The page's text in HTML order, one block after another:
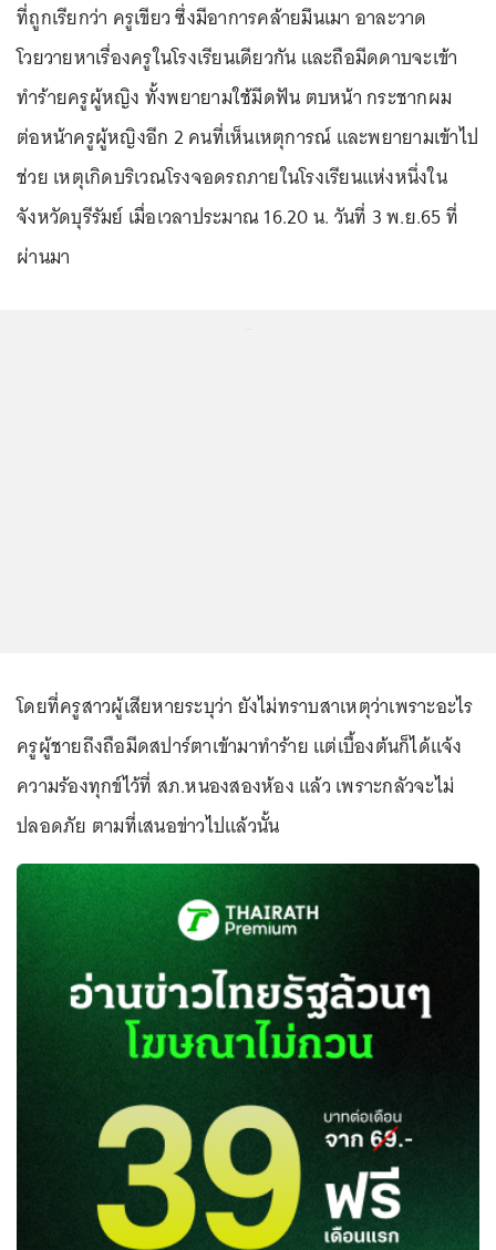
ที่ถูกเรียกว่า ครูเขียว ซึ่งมีอาการคล้ายมึนเมา อาละวาด
โวยวายหาเรื่องครูในโรงเรียนเดียวกัน และถือมีดดาบจะเข้า
ทำร้ายครูผู้หญิง ทั้งพยายามใช้มีดฟัน ตบหน้า กระชากผม
ต่อหน้าครูผู้หญิงอีก 2 คนที่เห็นเหตุการณ์ และพยายามเข้าไป
ช่วย เหตุเกิดบริเวณโรงจอดรถภายในโรงเรียนแห่งหนึ่งใน
จังหวัดบุรีรัมย์ เมื่อเวลาประมาณ 16.20 น. วันที่ 3 พ.ย.65 ที่
ผ่านมา
โดยที่ครูสาวผู้เสียหายระบุว่า ยังไม่ทราบสาเหตุว่าเพราะอะไร
ครูผู้ชายถึงถือมีดสปาร์ตาเข้ามาทำร้าย แต่เบื้องต้นก็ได้แจ้ง
ความร้องทุกข์ไว้ที่ สภ.หนองสองห้อง แล้ว เพราะกลัวจะไม่
ปลอดภัย ตามที่เสนอข่าวไปแล้วนั้น